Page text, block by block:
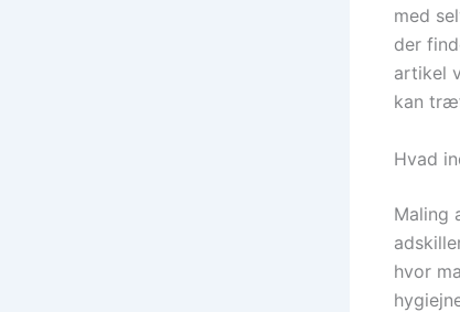
med
der
artikel
kan
Hvad
Maling
hvor